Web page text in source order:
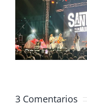
SX-
3 Comentarios